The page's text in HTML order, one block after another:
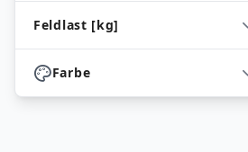
Feldlast [kg]
Farbe